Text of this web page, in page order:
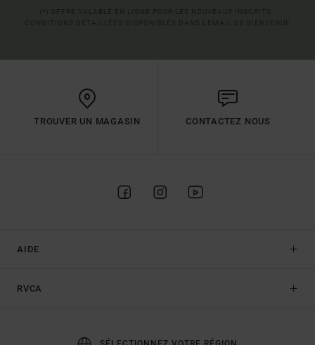
TROUVER UN MAGASIN CONTACTEZ NOUS
AIDE
RVCA